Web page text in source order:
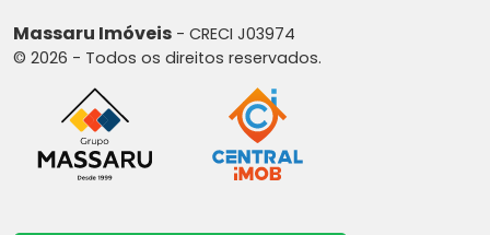
Massaru Imóveis - CRECI J03974
© 2026 - Todos os direitos reservados.